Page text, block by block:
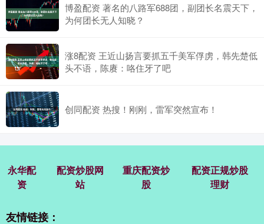
博盈配资 著名的八路军688团，副团长名震天下，
为何团长无人知晓？
涨8配资 王近山扬言要抓五千美军俘虏，韩先楚低
头不语，陈赓：咯住牙了吧
创同配资 热搜！刚刚，雷军突然宣布！
永华配
资
配资炒股网
站
重庆配资炒
股
配资正规炒股
理财
友情链接：